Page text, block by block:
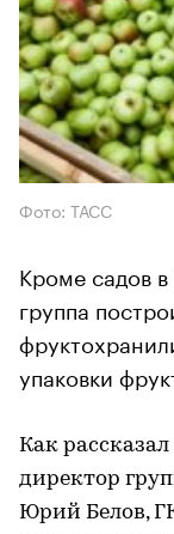
Фото: ТАСС
Кроме садов
группа
упаковки
Как
директор
Юрий Белов,